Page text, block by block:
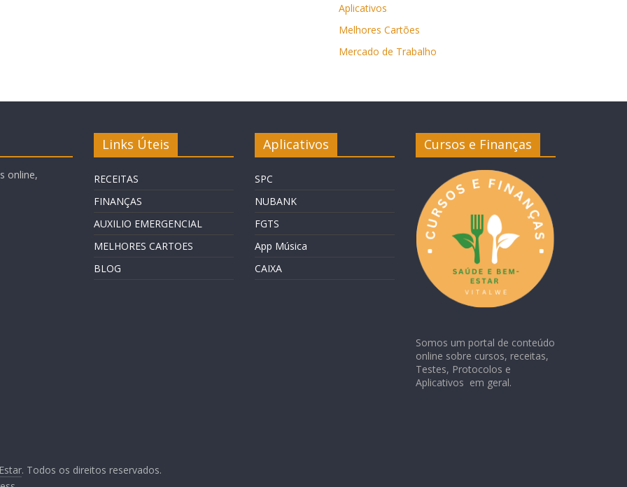
Aplicativos
Melhores Cartões
Mercado de Trabalho
online,
Links Úteis
RECEITAS
FINANÇAS
AUXILIO EMERGENCIAL
MELHORES CARTOES
BLOG
Aplicativos
SPC
NUBANK
FGTS
App Música
CAIXA
Cursos e Finanças
Somos um portal de conteúdo
online sobre cursos, receitas,
Testes, Protocolos e
Aplicativos em geral.
. Todos os direitos reservados.